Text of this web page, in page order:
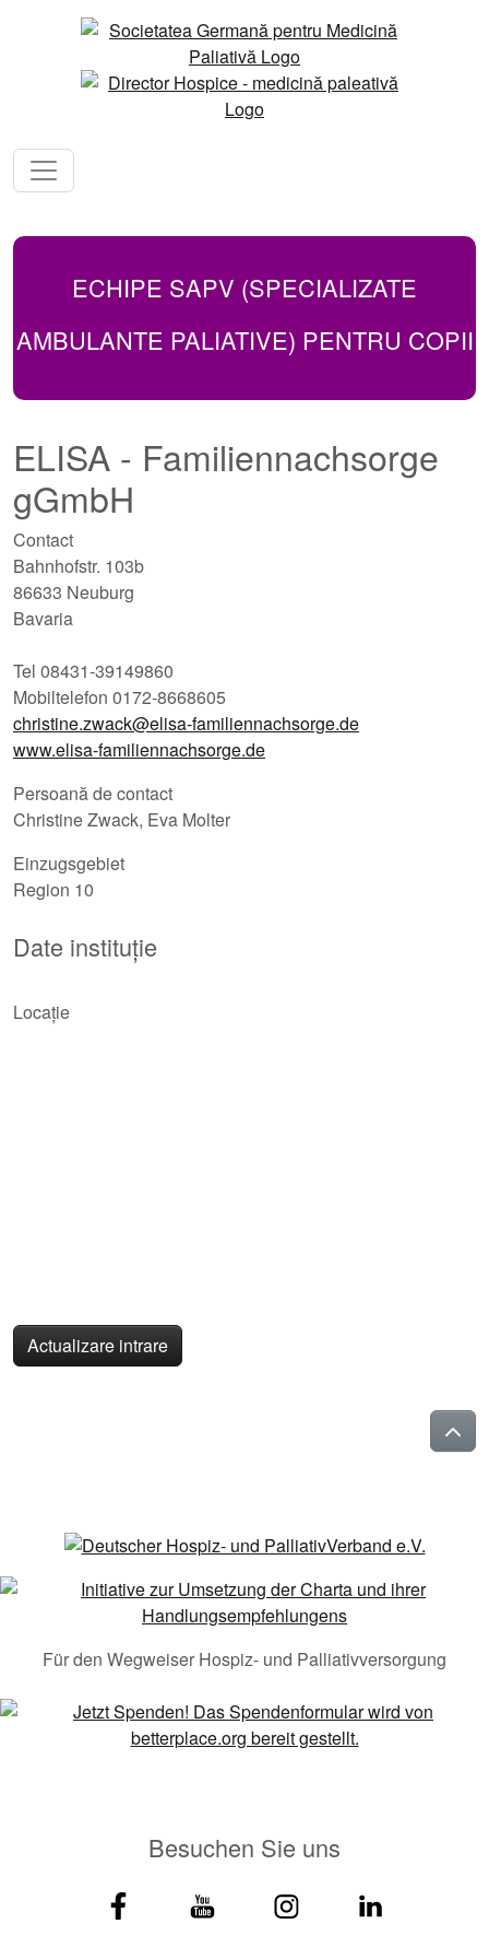
ECHIPE SAPV (SPECIALIZATE
AMBULANTE PALIATIVE) PENTRU COPII
ELISA - Familiennachsorge
gGmbH
Contact
Bahnhofstr. 103b
86633 Neuburg
Bavaria
Tel 08431-39149860
Mobiltelefon 0172-8668605
christine.zwack@elisa-familiennachsorge.de
www.elisa-familiennachsorge.de
Persoană de contact
Christine Zwack, Eva Molter
Einzugsgebiet
Region 10
Date instituție
Locație
Actualizare intrare
Für den Wegweiser Hospiz- und Palliativversorgung
Besuchen Sie uns